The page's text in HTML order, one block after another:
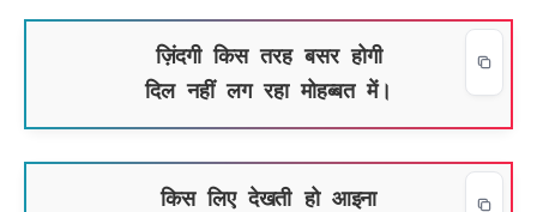
ज़िंदगी किस तरह बसर होगी
दिल नहीं लग रहा मोहब्बत में।
किस लिए देखती हो आइना